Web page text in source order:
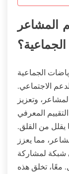
المشاعر
الجماعية
الاجتماعي.
وتعزيز
المعرفي
يقلل من القلق.
مما يعزز
شبكة لمشاركة
معًا، تخلق هذه